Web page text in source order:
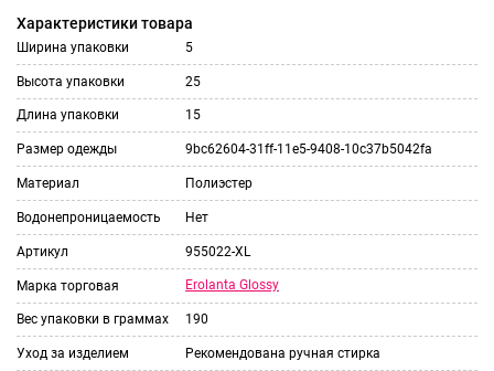
Характеристики товара
Ширина упаковки 5
Высота упаковки 25
Длина упаковки 15
Размер одежды 9bc62604-31ff-11e5-9408-10c37b5042fa
Материал Полиэстер
Водонепроницаемость Нет
Артикул 955022-XL
Марка торговая Erolanta Glossy
Вес упаковки в граммах 190
Уход за изделием Рекомендована ручная стирка